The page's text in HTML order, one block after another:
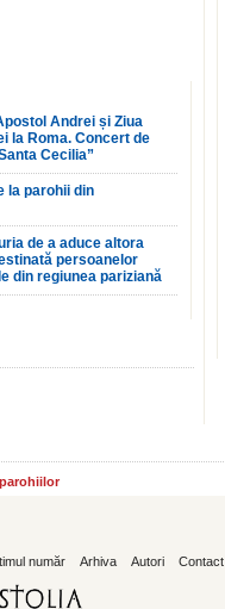
Andrei și Ziua
la Roma. Concert de
Cecilia”
la parohii din
de a aduce altora
persoanelor
din regiunea pariziană
număr Arhiva Autori Contact